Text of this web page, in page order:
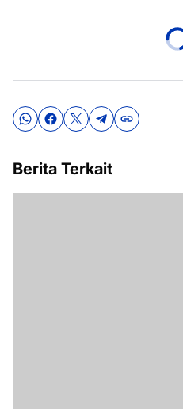
Berita Terkait